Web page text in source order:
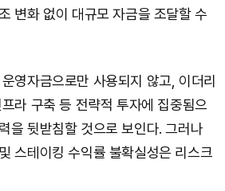
변화 없이 대규모 자금을 조달할 수
영자금으로만 사용되지 않고, 이더리
라 구축 등 전략적 투자에 집중됨으
을 뒷받침할 것으로 보인다. 그러나
스테이킹 수익률 불확실성은 리스크